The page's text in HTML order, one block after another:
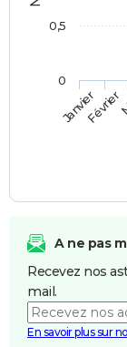
JanvierFévrier
0
0,5
A ne pas
Recevez nos
mail.
En savoir plus sur